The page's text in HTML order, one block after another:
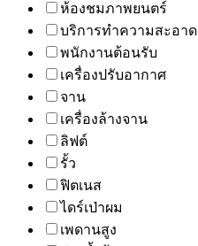
ห้องชมภาพยนตร์
บริการทำความสะอาด
พนักงานต้อนรับ
เครื่องปรับอากาศ
จาน
เครื่องล้างจาน
ลิฟต์
รั้ว
ฟิตเนส
ไดร์เป่าผม
เพดานสูง